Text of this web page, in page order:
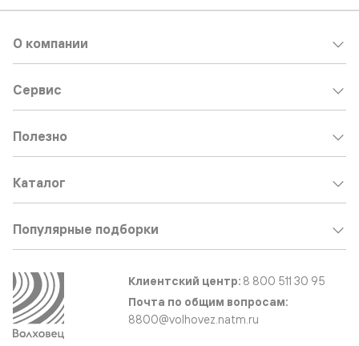
О компании
Сервис
Полезно
Каталог
Популярные подборки
Клиентский центр: 8 800 511 30 95
Почта по общим вопросам:
8800@volhovez.natm.ru